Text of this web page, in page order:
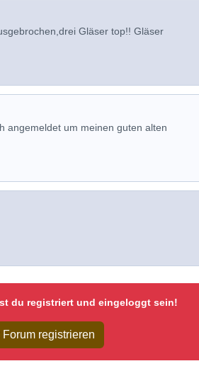
Gläser top!! Gläser
angemeldet um meinen guten alten
du registriert und eingeloggt sein!
registrieren